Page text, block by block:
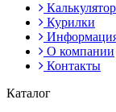
Калькулятор
Курилки
О компании
Контакты
Каталог